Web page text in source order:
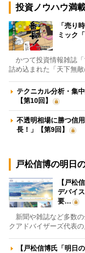
投資ノウハウ満
「売り
ミック
かつて投資情報雑誌「
詰め込まれた「天下無
テクニカル分析・集
【第10回】
不透明相場に勝つ信
長！」【第9回】
戸松信博の明日
【戸松
デバイ
要…
新聞や雑誌など多数の
クアドバイザーズ代表
【戸松信博氏「明日